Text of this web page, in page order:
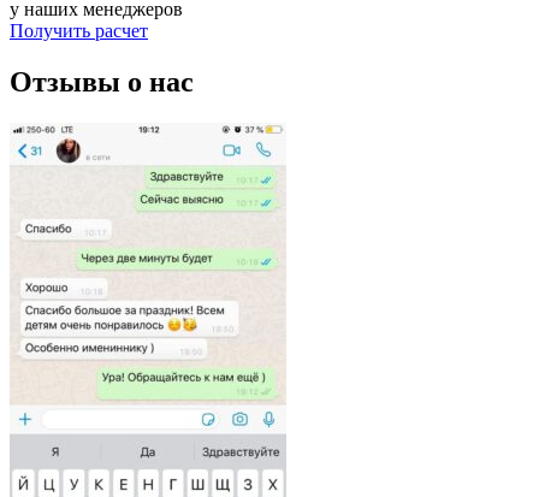
у наших менеджеров
Получить расчет
Отзывы о нас